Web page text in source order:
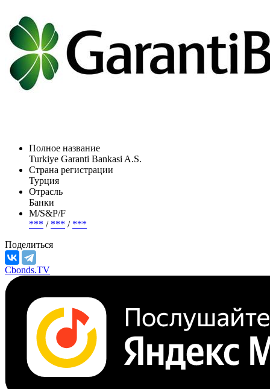
Полное название
Turkiye Garanti Bankasi A.S.
Страна регистрации
Турция
Отрасль
Банки
М/S&P/F
*** / *** / ***
Поделиться
Cbonds.TV